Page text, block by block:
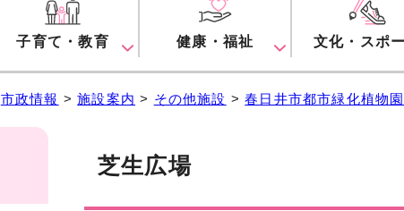
子育て・教育 健康・福祉 文化・スポ
市政情報 >施設案内 > その他施設 >春日井市都市緑化植物
芝生広場